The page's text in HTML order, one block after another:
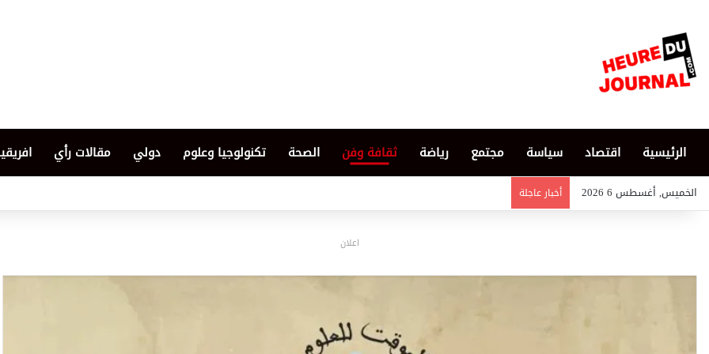
الرئيسية اقتصاد سياسة مجتمع رياضة ثقافة وفن الصحة تكنولوجيا وعلوم دولي مقالات رأي
الخميس, أغسطس 6 2026 أخبار عاجلة
اعلان